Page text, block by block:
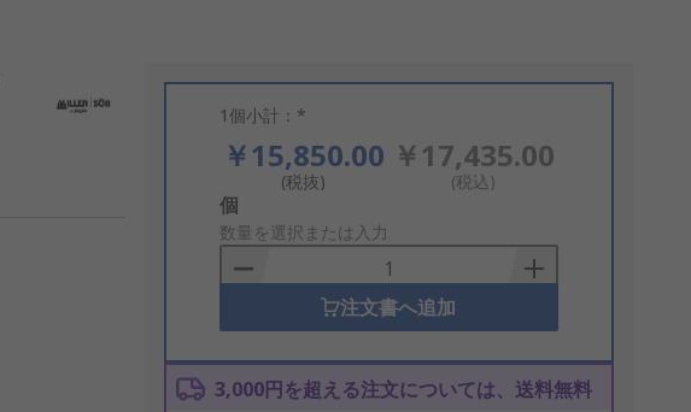
1個小計：*
￥15,850.00
(税抜)
￥17,435.00
(税込)
Add
to
Basket
個
数量を選択または入力
注文書へ追加
3,000円を超える注文については、送料無料